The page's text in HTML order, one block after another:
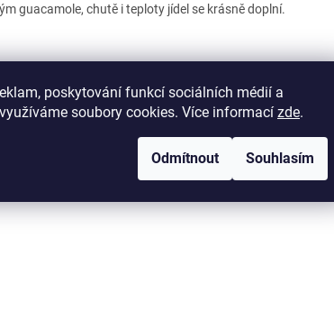
poskytování funkcí sociálních médií a
soubory cookies. Více informací zde.
Odmítnout Souhlasím
guacamole, chutě i teploty jídel se krásně doplní.
PŘEDCHOZÍ ČLÁNEK DALŠÍ ČLÁNEK